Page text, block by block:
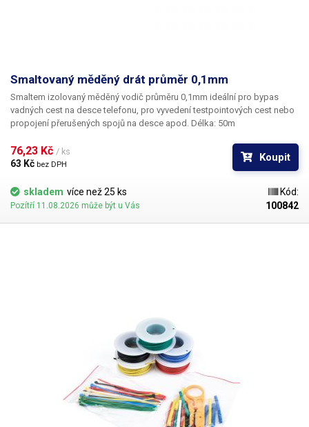
Smaltovaný měděný drát průměr 0,1mm
Smaltem izolovaný měděný vodič průměru 0,1mm ideální pro bypas
vadných cest na desce telefonu, pro vyvedení testpointových cest nebo
propojení přerušených spojů na desce apod. Délka: 50m
76,23 Kč / ks
63 Kč bez DPH
Koupit
skladem více než 25 ks
Pozítří 11.08.2026 může být u Vás
Kód:
100842